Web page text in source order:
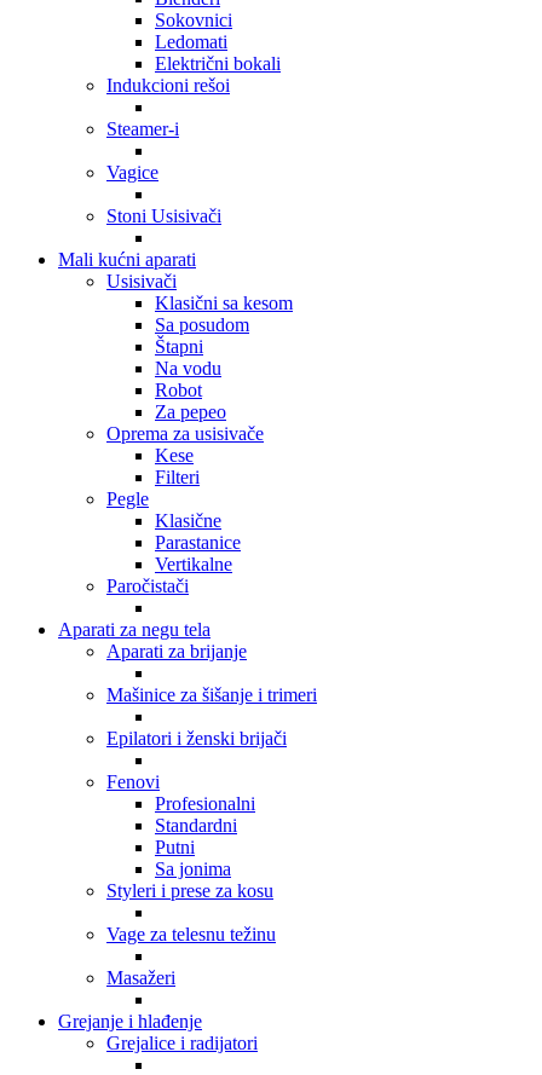
Sokovnici
Ledomati
Električni bokali
Indukcioni rešoi
Steamer-i
Vagice
Stoni Usisivači
Mali kućni aparati
Usisivači
Klasični sa kesom
Sa posudom
Štapni
Na vodu
Robot
Za pepeo
Oprema za usisivače
Kese
Filteri
Pegle
Klasične
Parastanice
Vertikalne
Paročistači
Aparati za negu tela
Aparati za brijanje
Mašinice za šišanje i trimeri
Epilatori i ženski brijači
Fenovi
Profesionalni
Standardni
Putni
Sa jonima
Styleri i prese za kosu
Vage za telesnu težinu
Masažeri
Grejanje i hlađenje
Grejalice i radijatori